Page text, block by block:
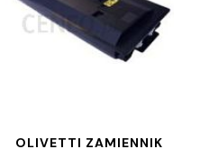
OLIVETTI ZAMIENNIK